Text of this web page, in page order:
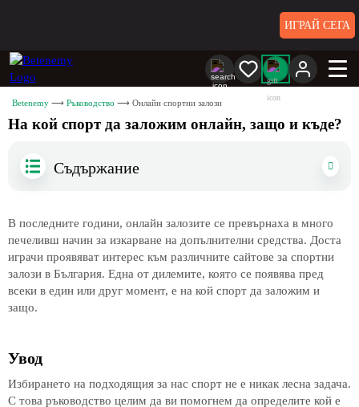
ИГРАЙ СЕГА
Betenemy Ръководство Онлайн спортни залози
На кой спорт да заложим онлайн, защо и къде?
Съдържание
В последните години, онлайн залозите се превърнаха в много
печеливш начин за изкарване на допълнителни средства. Доста
играчи проявяват интерес към различните сайтове за спортни
залози в България. Една от дилемите, която се появява пред
всеки в един или друг момент, е на кой спорт да заложим и
защо.
Увод
Избирането на подходящия за нас спорт не е никак лесна задача.
С това ръководство целим да ви помогнем да определите кой е